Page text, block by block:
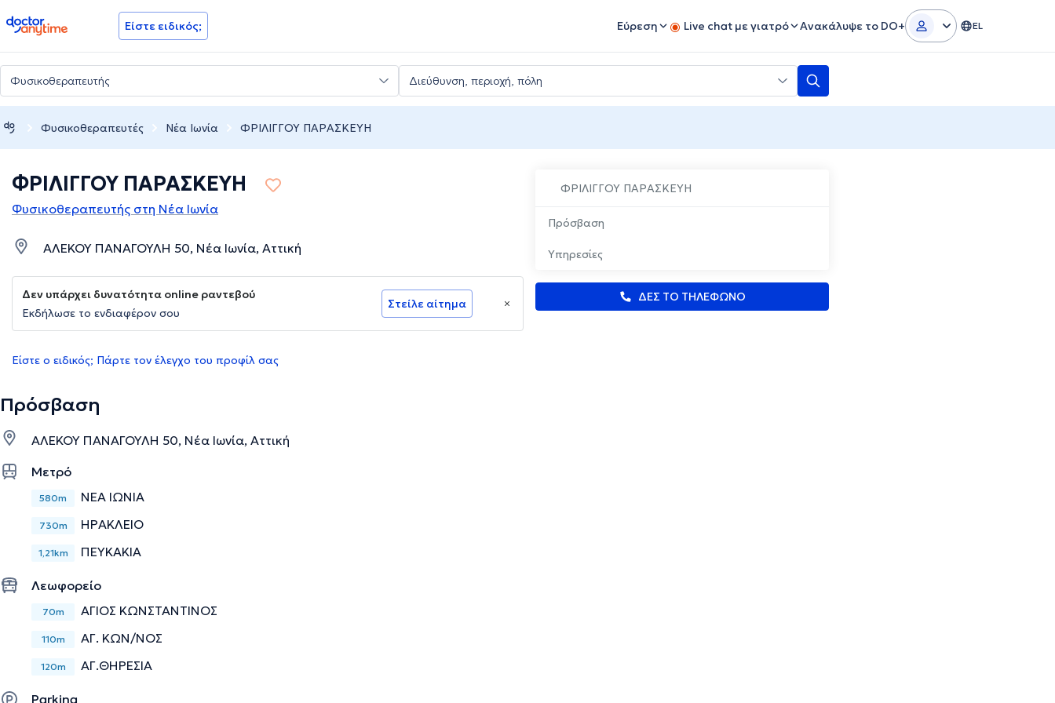
doctoranytime Είστε ειδικός; Εύρεση Live chat με γιατρό Ανακάλυψε το DO+ EL
Φυσικοθεραπευτές Νέα Ιωνία ΦΡΙΛΙΓΓΟΥ ΠΑΡΑΣΚΕΥΗ
ΦΡΙΛΙΓΓΟΥ ΠΑΡΑΣΚΕΥΗ
Πρόσβαση
Υπηρεσίες
ΔΕΣ ΤΟ ΤΗΛΕΦΩΝΟ
ΦΡΙΛΙΓΓΟΥ ΠΑΡΑΣΚΕΥΗ
Φυσικοθεραπευτής στη Νέα Ιωνία
ΑΛΕΚΟΥ ΠΑΝΑΓΟΥΛΗ 50, Νέα Ιωνία, Αττική
Δεν υπάρχει δυνατότητα online ραντεβού
Εκδήλωσε το ενδιαφέρον σου
Στείλε αίτημα
Είστε ο ειδικός; Πάρτε τον έλεγχο του προφίλ σας
Πρόσβαση
ΑΛΕΚΟΥ ΠΑΝΑΓΟΥΛΗ 50, Νέα Ιωνία, Αττική
Μετρό
580m ΝΕΑ ΙΩΝΙΑ
730m ΗΡΑΚΛΕΙΟ
1,21km ΠΕΥΚΑΚΙΑ
Λεωφορείο
70m ΑΓΙΟΣ ΚΩΝΣΤΑΝΤΙΝΟΣ
110m ΑΓ. ΚΩΝ/ΝΟΣ
120m ΑΓ.ΘΗΡΕΣΙΑ
Parking